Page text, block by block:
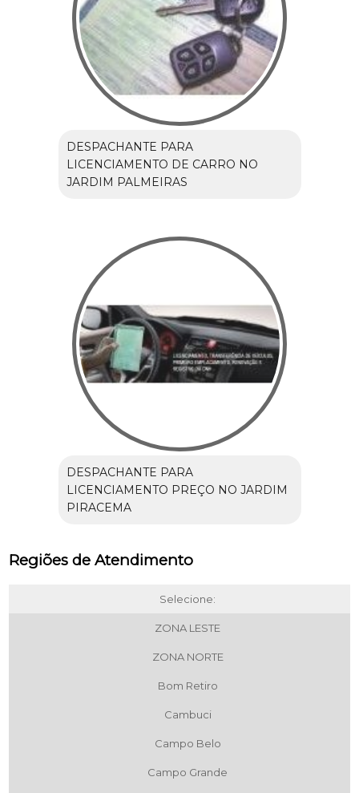
DESPACHANTE PARA
LICENCIAMENTO DE CARRO NO
JARDIM PALMEIRAS
DESPACHANTE PARA
LICENCIAMENTO PREÇO NO JARDIM
PIRACEMA
Regiões de Atendimento
Selecione:
ZONA LESTE
ZONA NORTE
Bom Retiro
Cambuci
Campo Belo
Campo Grande